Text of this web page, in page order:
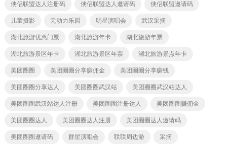
侠侣联盟达人注册码 侠侣联盟达人邀请码 侠侣联盟邀请码
儿童摄影 无动力乐园 明星演唱会 武汉采摘
湖北旅游优惠门票 湖北旅游年卡 湖北旅游年票
湖北旅游景区年卡 湖北旅游景区年票 湖北旅游景点年卡
美团圈圈 美团圈圈分享赚佣金 美团圈圈分享赚钱
美团圈圈分享达人 美团圈圈武汉站 美团圈圈武汉站达人
美团圈圈武汉站达人注册 美团圈圈注册达人 美团圈圈赚佣金
美团圈圈达人 美团圈圈达人注册 美团圈圈达人邀请码
美团圈圈邀请码 群星演唱会 联联周边游 采摘